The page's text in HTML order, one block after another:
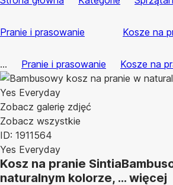
Pranie i prasowanie Kosze na
... Pranie i prasowanie Kosze na
Zobacz galerię zdjęć
Zobacz wszystkie
ID: 1911564
Yes Everyday
Kosz na pranie Sintia
naturalnym kolorze, … więcej